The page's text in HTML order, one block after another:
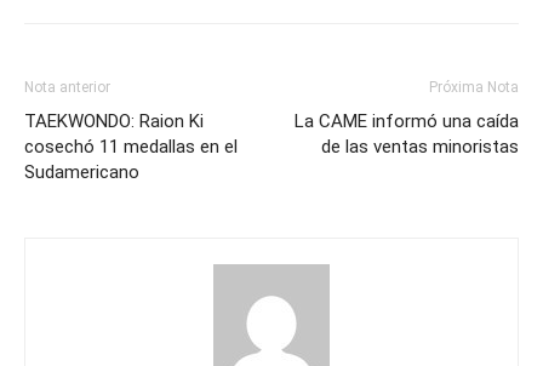
Nota anterior
TAEKWONDO: Raion Ki
cosechó 11 medallas en el
Sudamericano
Próxima Nota
La CAME informó una caída
de las ventas minoristas